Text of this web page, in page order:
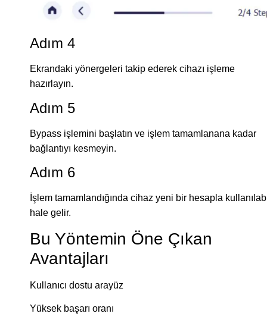
Adım 4
Ekrandaki yönergeleri takip ederek cihazı işleme
hazırlayın.
Adım 5
Bypass işlemini başlatın ve işlem tamamlanana kadar
bağlantıyı kesmeyin.
Adım 6
İşlem tamamlandığında cihaz yeni bir hesapla
hale gelir.
Bu Yöntemin Öne Çıkan
Avantajları
Kullanıcı dostu arayüz
Yüksek başarı oranı